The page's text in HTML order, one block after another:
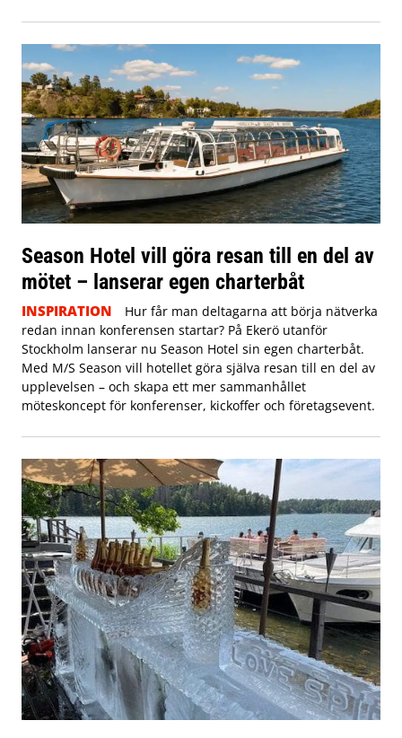
Season Hotel vill göra resan till en del av
mötet – lanserar egen charterbåt
INSPIRATION
Hur får man deltagarna att börja nätverka
redan innan konferensen startar? På Ekerö utanför
Stockholm lanserar nu Season Hotel sin egen charterbåt.
Med M/S Season vill hotellet göra själva resan till en del av
upplevelsen – och skapa ett mer sammanhållet
möteskoncept för konferenser, kickoffer och företagsevent.